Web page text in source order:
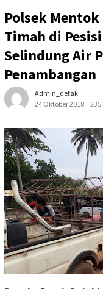
Polsek
Timah di
Selindung Air
Penambangan
Admin_detak
24 Oktober 2018